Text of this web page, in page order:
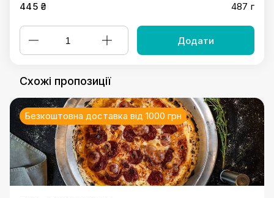
445 ₴ 487 г
Додати
Схожі пропозиції
Безкоштовна доставка від 1000 грн